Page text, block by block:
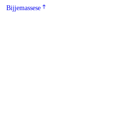
Bijjemassese